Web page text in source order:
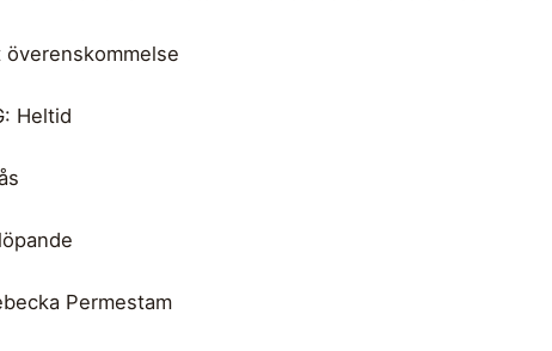
överenskommelse
Heltid
Permestam